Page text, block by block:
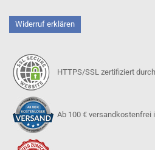
Widerruf erklären
HTTPS/SSL zertifiziert durch
Ab 100 € versandkostenfrei